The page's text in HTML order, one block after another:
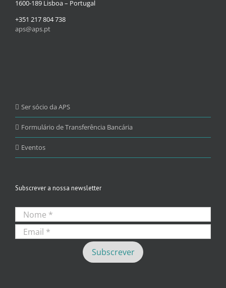
1600-189 Lisboa – Portugal
+351 217 804 738
aps@aps.pt
Ser sócio da APS
Formulário de Transferência Bancária
Eventos
Subscrever a nossa newsletter